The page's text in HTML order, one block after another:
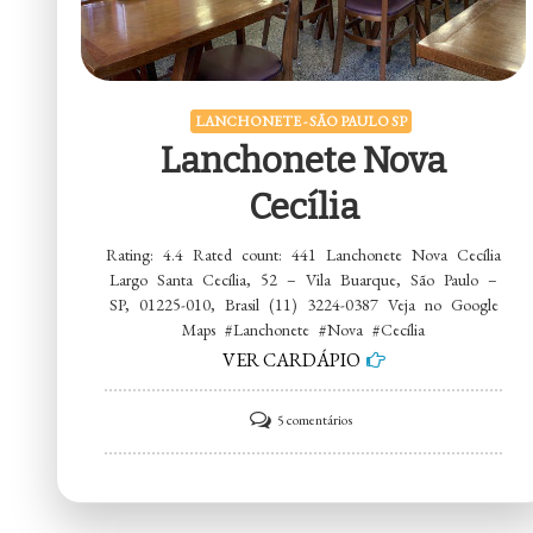
LANCHONETE - SÃO PAULO SP
Lanchonete Nova
Cecília
Rating: 4.4 Rated count: 441 Lanchonete Nova Cecília
Largo Santa Cecília, 52 – Vila Buarque, São Paulo –
SP, 01225-010, Brasil (11) 3224-0387 Veja no Google
Maps #Lanchonete #Nova #Cecília
VER CARDÁPIO
5 comentáriosem
Lanchonete